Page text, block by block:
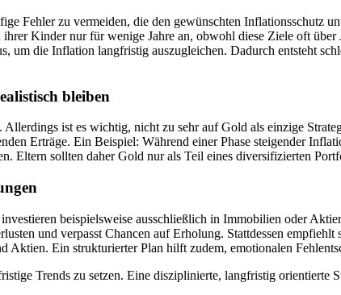
Fehler zu vermeiden, die den gewünschten Inflationsschutz
Kinder nur für wenige Jahre an, obwohl diese Ziele oft
um die Inflation langfristig auszugleichen. Dadurch entsteht
bleiben
ist es wichtig, nicht zu sehr auf Gold als einzige
Erträge. Ein Beispiel: Während einer Phase steigender
Eltern sollten daher Gold nur als Teil eines diversifizierten
beispielsweise ausschließlich in Immobilien oder
und verpasst Chancen auf Erholung. Stattdessen
Ein strukturierter Plan hilft zudem, emotionalen
Trends zu setzen. Eine disziplinierte, langfristig orientierte